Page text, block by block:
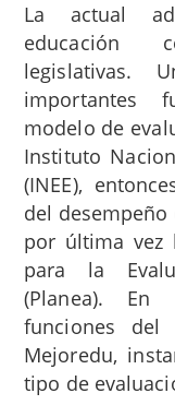
La actual
educación
legislativas.
importantes
modelo de
Instituto
(INEE),
del desempeño
por última vez
para la
(Planea).
funciones del
Mejoredu,
tipo de